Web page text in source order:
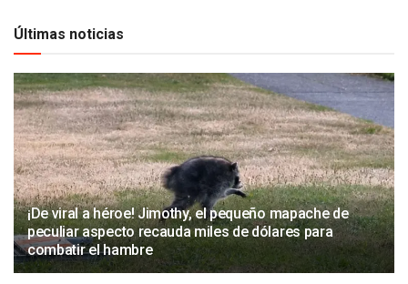
Últimas noticias
¡De viral a héroe! Jimothy, el pequeño mapache de
peculiar aspecto recauda miles de dólares para
combatir el hambre